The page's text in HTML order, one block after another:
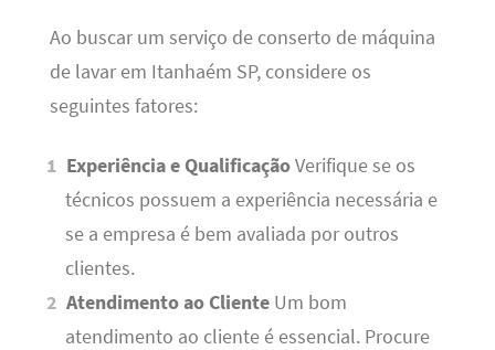
Ao buscar um serviço de conserto de máquina
de lavar em Itanhaém SP, considere os
seguintes fatores:
Experiência e QualificaçãoVerifique se os
técnicos possuem a experiência necessária e
se a empresa é bem avaliada por outros
clientes.
Atendimento ao Cliente Um bom
atendimento ao cliente é essencial. Procure